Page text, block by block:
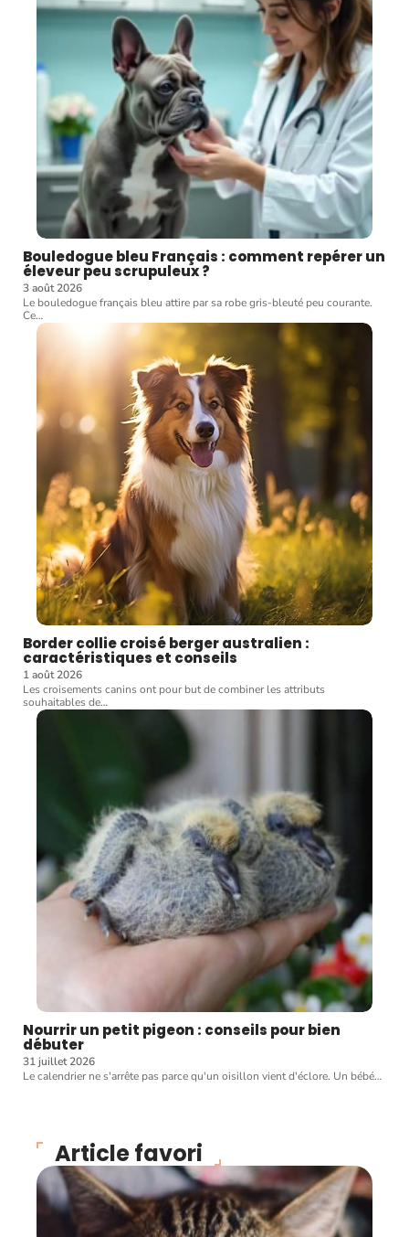
Bouledogue bleu Français : comment repérer un
éleveur peu scrupuleux ?
3 août 2026
Le bouledogue français bleu attire par sa robe gris-bleuté peu courante.
Ce…
Border collie croisé berger australien :
caractéristiques et conseils
1 août 2026
Les croisements canins ont pour but de combiner les attributs
souhaitables de…
Nourrir un petit pigeon : conseils pour bien
débuter
31 juillet 2026
Le calendrier ne s'arrête pas parce qu'un oisillon vient d'éclore. Un bébé…
Article favori